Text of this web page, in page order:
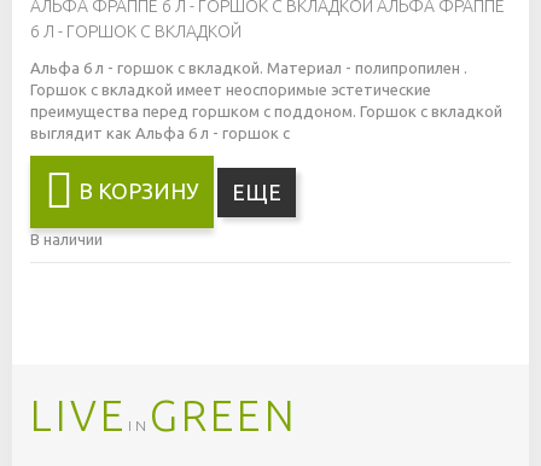
АЛЬФА ФРАППЕ 6 Л - ГОРШОК С ВКЛАДКОЙ АЛЬФА ФРАППЕ
6 Л - ГОРШОК С ВКЛАДКОЙ
Альфа 6 л - горшок с вкладкой. Материал - полипропилен .
Горшок с вкладкой имеет неоспоримые эстетические
преимущества перед горшком с поддоном. Горшок с вкладкой
выглядит как Альфа 6 л - горшок с
В КОРЗИНУ ЕЩЕ
В наличии
LIVE IN GREEN